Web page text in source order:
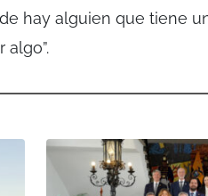
hay alguien que tiene
algo”.